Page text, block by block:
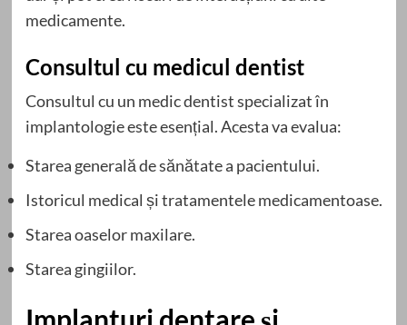
medicamente.
Consultul cu medicul dentist
Consultul cu un medic dentist specializat în
implantologie este esențial. Acesta va evalua:
Starea generală de sănătate a pacientului.
Istoricul medical și tratamentele medicamentoase.
Starea oaselor maxilare.
Starea gingiilor.